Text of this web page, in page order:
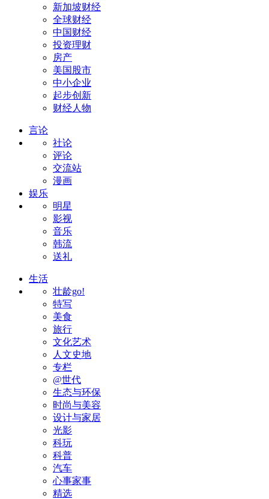
新加坡财经
全球财经
中国财经
投资理财
房产
美国股市
中小企业
起步创新
财经人物
言论
社论
评论
交流站
漫画
娱乐
明星
影视
音乐
韩流
送礼
生活
壮龄go!
特写
美食
旅行
文化艺术
人文史地
专栏
@世代
生态与环保
时尚与美容
设计与家居
光影
科玩
科普
汽车
心事家事
精选